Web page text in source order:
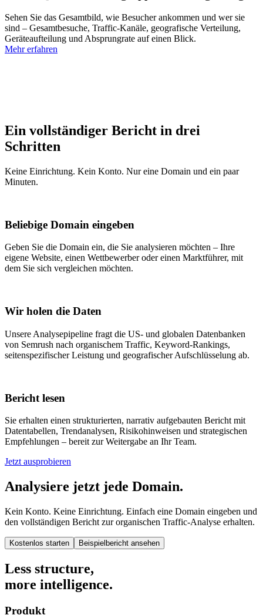
Sehen Sie das Gesamtbild, wie Besucher ankommen und wer sie
sind – Gesamtbesuche, Traffic-Kanäle, geografische Verteilung,
Geräteaufteilung und Absprungrate auf einen Blick.
Mehr erfahren
Ein vollständiger Bericht in drei
Schritten
Keine Einrichtung. Kein Konto. Nur eine Domain und ein paar
Minuten.
Beliebige Domain eingeben
Geben Sie die Domain ein, die Sie analysieren möchten – Ihre
eigene Website, einen Wettbewerber oder einen Marktführer, mit
dem Sie sich vergleichen möchten.
Wir holen die Daten
Unsere Analysepipeline fragt die US- und globalen Datenbanken
von Semrush nach organischem Traffic, Keyword-Rankings,
seitenspezifischer Leistung und geografischer Aufschlüsselung ab.
Bericht lesen
Sie erhalten einen strukturierten, narrativ aufgebauten Bericht mit
Datentabellen, Trendanalysen, Risikohinweisen und strategischen
Empfehlungen – bereit zur Weitergabe an Ihr Team.
Jetzt ausprobieren
Analysiere jetzt jede Domain.
Kein Konto. Keine Einrichtung. Einfach eine Domain eingeben und
den vollständigen Bericht zur organischen Traffic-Analyse erhalten.
Kostenlos starten Beispielbericht ansehen
Less structure,
more intelligence.
Produkt